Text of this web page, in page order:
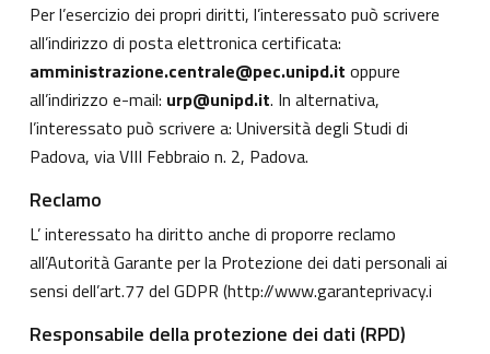
Per l’esercizio dei propri diritti, l’interessato può scrivere
all’indirizzo di posta elettronica certificata:
amministrazione.centrale@pec.unipd.it oppure
all’indirizzo e-mail: urp@unipd.it. In alternativa,
l’interessato può scrivere a: Università degli Studi di
Padova, via VIII Febbraio n. 2, Padova.
Reclamo
L’ interessato ha diritto anche di proporre reclamo
all’Autorità Garante per la Protezione dei dati personali ai
sensi dell’art.77 del GDPR (http://www.garanteprivacy.i
Responsabile della protezione dei dati (RPD)